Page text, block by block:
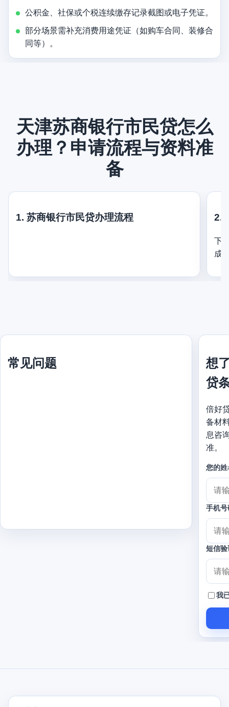
公积金、社保或个税连续缴存记录截图或电子凭证。
部分场景需补充消费用途凭证（如购车合同、装修合
同等）。
天津苏商银行市民贷怎么
办理？申请流程与资料准
备
1. 苏商银行市民贷办理流程 2.
下
成
常见问题
想
贷
倍好
备材
息咨
准。
您的姓
手机号
短信
我